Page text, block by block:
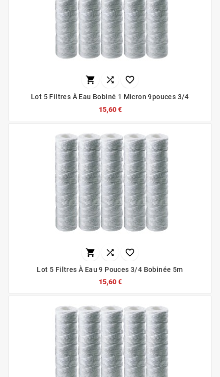
  
Lot 5 Filtres À Eau Bobiné 1 Micron 9pouces 3/4
15,60 €
  
Lot 5 Filtres À Eau 9 Pouces 3/4 Bobinée 5m
15,60 €